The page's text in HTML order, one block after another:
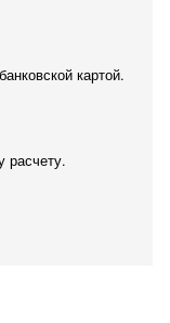
картой.
расчету.